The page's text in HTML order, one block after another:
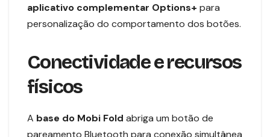
aplicativo complementar Options+ para
personalização do comportamento dos botões.
Conectividade e recursos
físicos
A base do Mobi Fold abriga um botão de
pareamento Bluetooth para conexão simultânea